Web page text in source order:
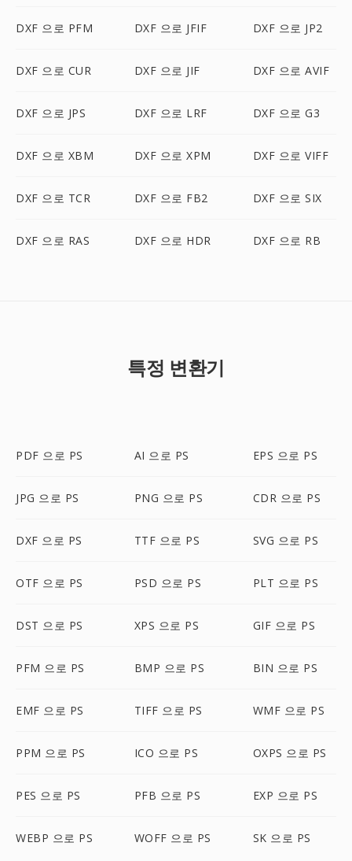
DXF 으로 PFM DXF 으로 JFIF DXF 으로 JP2
DXF 으로 CUR DXF 으로 JIF DXF 으로 AVIF
DXF 으로 JPS DXF 으로 LRF DXF 으로 G3
DXF 으로 XBM DXF 으로 XPM DXF 으로 VIFF
DXF 으로 TCR DXF 으로 FB2 DXF 으로 SIX
DXF 으로 RAS DXF 으로 HDR DXF 으로 RB
특정 변환기
PDF 으로 PS AI 으로 PS EPS 으로 PS
JPG 으로 PS PNG 으로 PS CDR 으로 PS
DXF 으로 PS TTF 으로 PS SVG 으로 PS
OTF 으로 PS PSD 으로 PS PLT 으로 PS
DST 으로 PS XPS 으로 PS GIF 으로 PS
PFM 으로 PS BMP 으로 PS BIN 으로 PS
EMF 으로 PS TIFF 으로 PS WMF 으로 PS
PPM 으로 PS ICO 으로 PS OXPS 으로 PS
PES 으로 PS PFB 으로 PS EXP 으로 PS
WEBP 으로 PS WOFF 으로 PS SK 으로 PS